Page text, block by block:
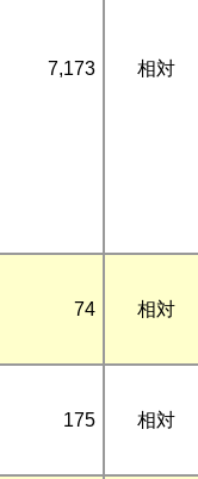
7,173 相対
74 相対
175 相対